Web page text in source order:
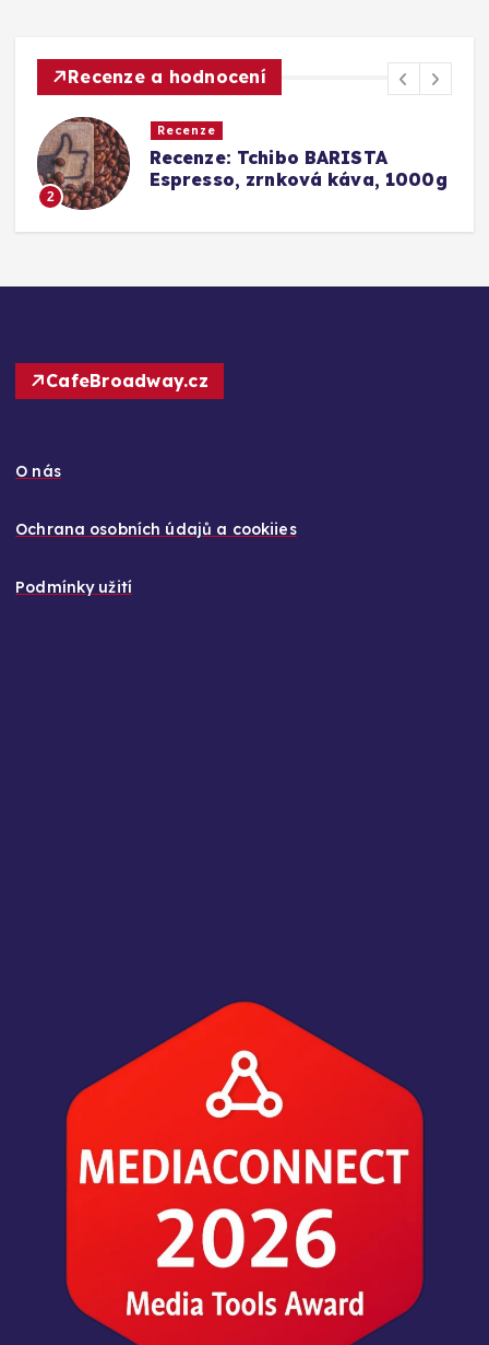
Recenze a hodnocení
3
Recenze
Srovnání a recenze: Tchibo
Barista Caffè Crema vs.
CafeBroadway.cz
O nás
Ochrana osobních údajů a cookiies
Podmínky užití